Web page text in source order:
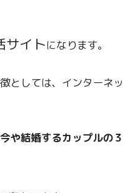
サイトになります。
としては、インターネ
今や結婚するカップルの